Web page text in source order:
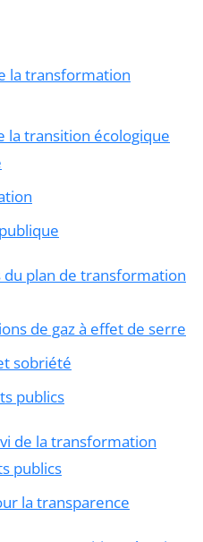
la transformation
la transition écologique
plan de transformation
de gaz à effet de serre
sobriété
publics
de la transformation
publics
la transparence